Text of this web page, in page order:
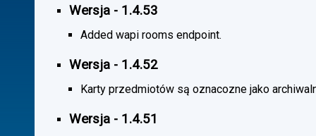
Wersja - 1.4.53
Added wapi rooms endpoint.
Wersja - 1.4.52
Karty przedmiotów są oznacozne jako
Wersja - 1.4.51